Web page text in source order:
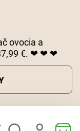
ovocia a
€. ❤ ❤ ❤